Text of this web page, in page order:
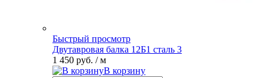
Быстрый просмотр
Двутавровая балка 12Б1 сталь 3
1 450 руб. / м
В корзину